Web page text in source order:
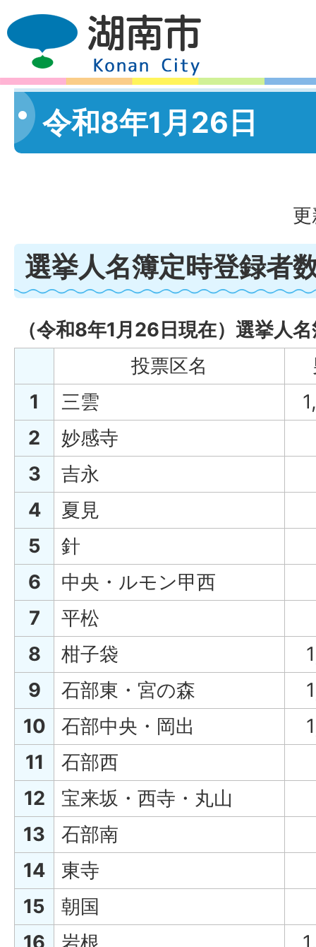
令和8年1月26日
選挙人名簿定時登録者
（令和8年1月26日現在）選挙人
投票区名
1
三雲
2
妙感寺
3
吉永
4
夏見
5
針
6
中央・ルモン甲西
7
平松
8
柑子袋
9
石部東・宮の森
10
石部中央・岡出
11
石部西
12
宝来坂・西寺・丸山
13
石部南
14
東寺
15
朝国
16
岩根